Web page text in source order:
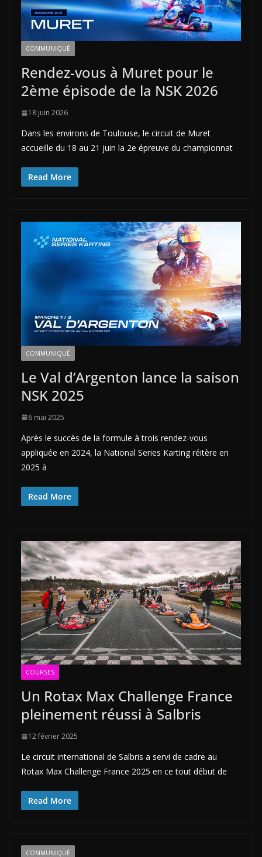
COMMUNIQUÉ
Rendez-vous à Muret pour le
2ème épisode de la NSK 2026
18 juin 2026
Dans les environs de Toulouse, le circuit de Muret
accueille du 18 au 21 juin la 2e épreuve du championnat
Read More
COMMUNIQUÉ
Le Val d’Argenton lance la saison
NSK 2025
6 mai 2025
Après le succès de la formule à trois rendez-vous
appliquée en 2024, la National Series Karting réitère en
2025 à
Read More
COURSES
Un Rotax Max Challenge France
pleinement réussi à Salbris
12 février 2025
Le circuit international de Salbris a servi de cadre au
Rotax Max Challenge France 2025 en ce tout début de
Read More
COMMUNIQUÉ